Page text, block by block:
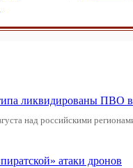
ликвидированы ПВО
над российскими
атаки дронов